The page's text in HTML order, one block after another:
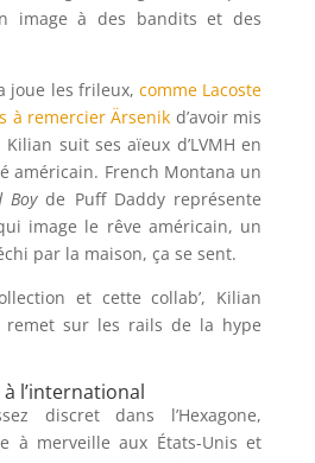
image à des bandits et des
joue les frileux,comme Lacoste
à remercier Ärsenik d’avoir mis
suit ses aïeux d’LVMH en
américain. French Montana un
Boyde Puff Daddy représente
image le rêve américain, un
par la maison, ça se sent.
et cette collab’, Kilian
remet sur les rails de la hype
à l’international
discret dans l’Hexagone,
à merveille aux États-Unis et